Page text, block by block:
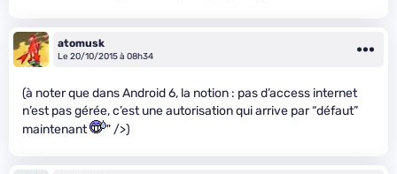
atomusk
Le 20/10/2015 à 08h34
(à noter que dans Android 6, la notion : pas d’access internet
n’est pas gérée, c’est une autorisation qui arrive par “défaut”
maintenant
" />)